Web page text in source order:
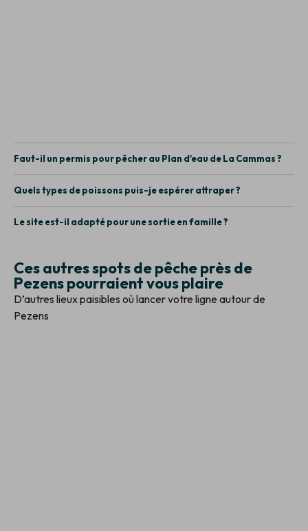
Faut-il un permis pour pêcher au Plan d'eau de La Cammas ?
Quels types de poissons puis-je espérer attraper ?
Le site est-il adapté pour une sortie en famille ?
Ces autres spots de pêche près de
Pezens pourraient vous plaire
D’autres lieux paisibles où lancer votre ligne autour de
Pezens